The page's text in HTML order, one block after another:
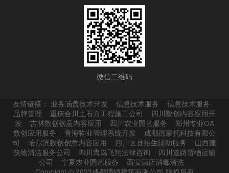
微信二维码
友情链接： 业务涵盖技术开发 信息技术服务
信息技术服务
品牌管理
重庆合川土石方工程施工公司
四川数创内容应用开
发
吉林数创创意内容应用 四川农业园艺服务
郑州专业OA
数创应用服务
青海物业管理系统开发
成都德蒙托科技有限公
司
哈尔滨数创创意内容应用 四川区县招生辅助服务
山西建
筑物清洁服务公司
四川青鸟飞翔法律咨询
四川道路货物运输
公司
宁夏农业园艺服务
西安酒店消毒清洗